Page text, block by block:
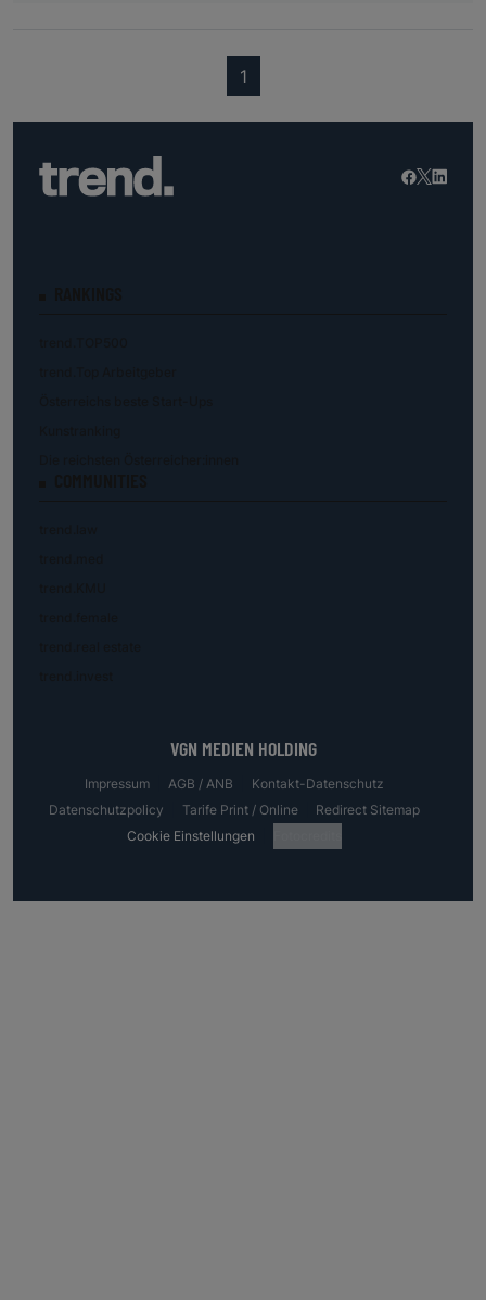
1(current)
VGN MEDIEN HOLDING
Impressum AGB / ANB
Kontakt-Datenschutz
Datenschutzpolicy
Tarife Print / Online
Redirect Sitemap
Cookie Einstellungen